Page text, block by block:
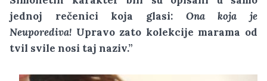
jednoj rečenici koja glasi: Ona koja je
Neuporediva! Upravo zato kolekcije marama od
tvil svile nosi taj naziv.”